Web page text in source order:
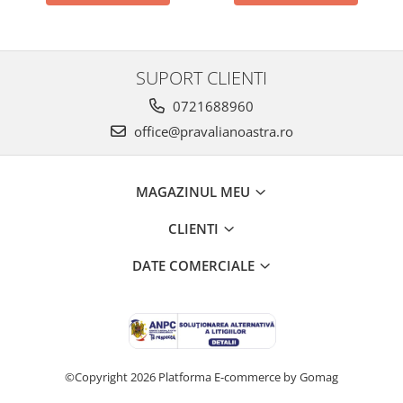
SUPORT CLIENTI
0721688960
office@pravalianoastra.ro
MAGAZINUL MEU
CLIENTI
DATE COMERCIALE
©Copyright 2026 Platforma E-commerce by Gomag